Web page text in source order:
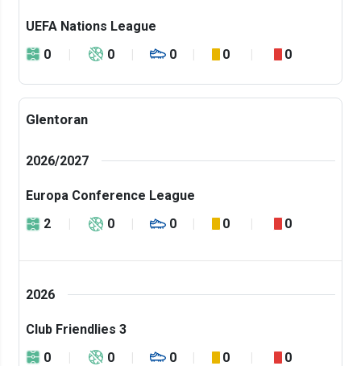
UEFA Nations League
0
0 0 0 0
Glentoran
2026/2027
Europa Conference League
2
0 0 0 0
2026
Club Friendlies 3
0
0 0 0 0